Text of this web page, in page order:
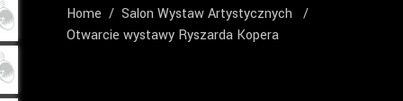
Home / Salon Wystaw Artystycznych
/
Otwarcie wystawy Ryszarda Kopera